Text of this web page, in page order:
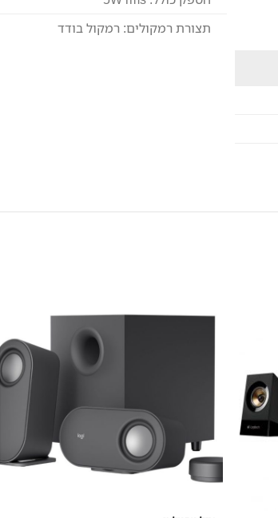
תצורת רמקולים: רמקול בודד